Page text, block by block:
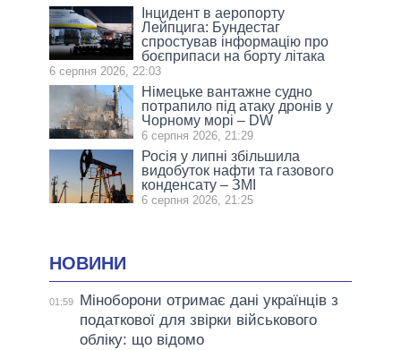
Інцидент в аеропорту
Лейпцига: Бундестаг
спростував інформацію про
боєприпаси на борту літака
6 серпня 2026, 22:03
Німецьке вантажне судно
потрапило під атаку дронів у
Чорному морі – DW
6 серпня 2026, 21:29
Росія у липні збільшила
видобуток нафти та газового
конденсату – ЗМІ
6 серпня 2026, 21:25
НОВИНИ
01:59
Міноборони отримає дані українців з
податкової для звірки військового
обліку: що відомо